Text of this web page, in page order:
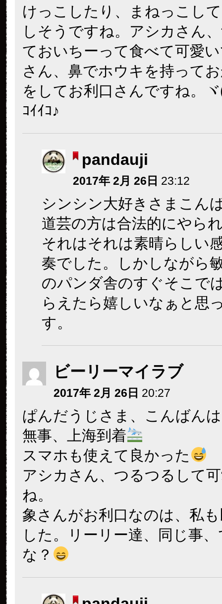
けっこしたり、まねっこし
しそうですね。アシカさん
ておいちーって食べて可愛
さん、鼻でホウキを持って
をしてお利口さんですね。
ｺｲｲｺ♪
pandauji
2017年 2月 26日 23:12
シンシン大好きさまこん
道芸の方は合法的にやら
それはそれは素晴らしい
奏でした。しかしながら
のパンダ舎のすぐそこで
らえたら嬉しいなぁと思
す。
ビーリーマイラブ
2017年 2月 26日 20:27
ぱんだうじさま、こんばん
無事、上海到着
スマホも使えて良かった
アシカさん、つるつるして
ね。
象さんがお利口なのは、私
した。リーリー達、同じ事
な？